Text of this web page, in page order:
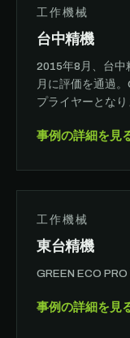
工作機械
台中精機
2015年8月、台中
月に評価を通過
プライヤーとなり
事例の詳細を見
工作機械
東台精機
GREEN ECO
事例の詳細を見